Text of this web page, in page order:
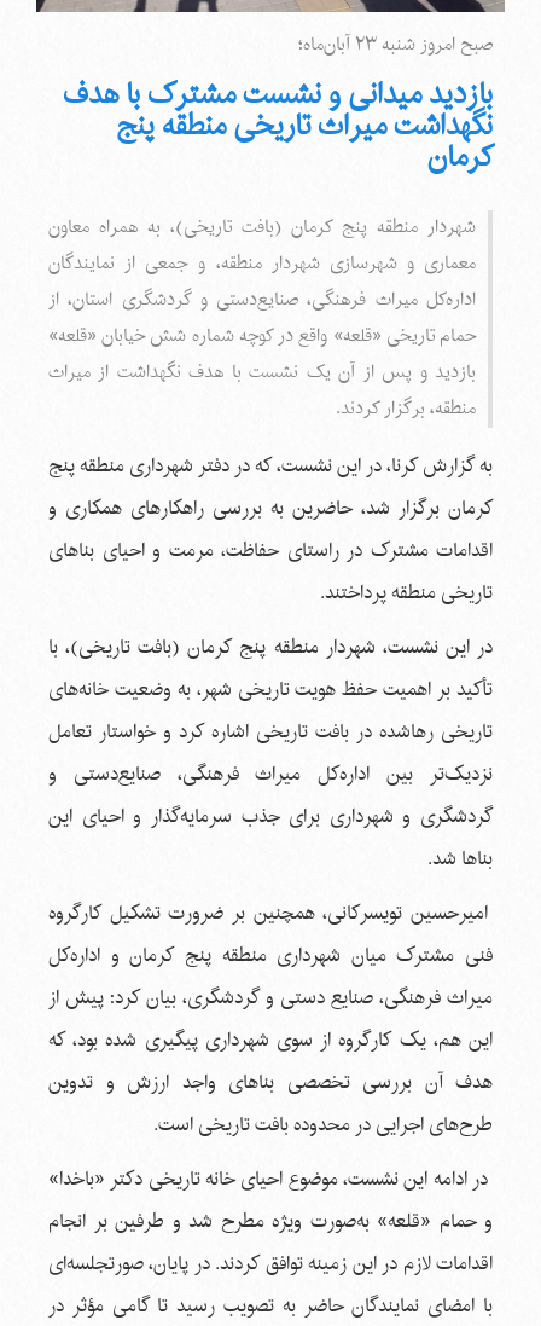
صبح امروز شنبه ۲۳ آبان‌ماه؛
بازدید میدانی و نشست مشترک با هدف
نگهداشت میراث تاریخی منطقه پنج
کرمان
شهردار منطقه پنج کرمان (بافت تاریخی)، به همراه معاون
معماری و شهرسازی شهردار منطقه، و جمعی از نمایندگان
اداره‌کل میراث فرهنگی، صنایع‌دستی و گردشگری استان، از
حمام تاریخی «قلعه» واقع در کوچه شماره شش خیابان «قلعه»
بازدید و پس از آن یک نشست با هدف نگهداشت از میراث
منطقه، برگزار کردند.
به گزارش کرنا، در این نشست، که در دفتر شهرداری منطقه پنج
کرمان برگزار شد، حاضرین به بررسی راهکارهای همکاری و
اقدامات مشترک در راستای حفاظت، مرمت و احیای بناهای
تاریخی منطقه پرداختند.
در این نشست، شهردار منطقه پنج کرمان (بافت تاریخی)، با
تأکید بر اهمیت حفظ هویت تاریخی شهر، به وضعیت خانه‌های
تاریخی رهاشده در بافت تاریخی اشاره کرد و خواستار تعامل
نزدیک‌تر بین اداره‌کل میراث فرهنگی، صنایع‌دستی و
گردشگری و شهرداری برای جذب سرمایه‌گذار و احیای این
بناها شد.
امیرحسین تویسرکانی، همچنین بر ضرورت تشکیل کارگروه
فنی مشترک میان شهرداری منطقه پنج کرمان و اداره‌کل
میراث فرهنگی، صنایع دستی و گردشگری، بیان کرد: پیش از
این هم، یک کارگروه از سوی شهرداری پیگیری شده بود، که
هدف آن بررسی تخصصی بناهای واجد ارزش و تدوین
طرح‌های اجرایی در محدوده بافت تاریخی است.
در ادامه این نشست، موضوع احیای خانه تاریخی دکتر «باخدا»
و حمام «قلعه» به‌صورت ویژه مطرح شد و طرفین بر انجام
اقدامات لازم در این زمینه توافق کردند. در پایان، صورتجلسه‌ای
با امضای نمایندگان حاضر به تصویب رسید تا گامی مؤثر در